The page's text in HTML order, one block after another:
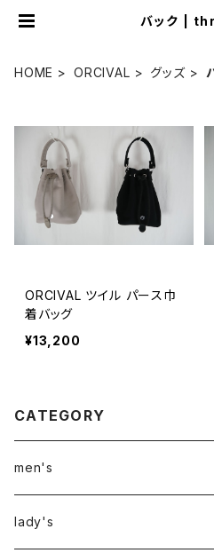
バック |
HOME ORCIVAL グッズ
ORCIVAL ツイル パース巾
着バッグ
¥13,200
CATEGORY
men's
アウター
lady's